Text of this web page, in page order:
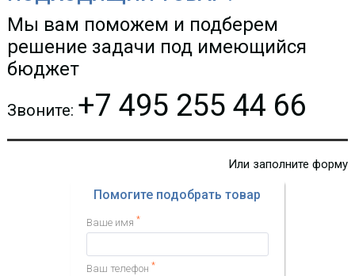
Мы вам поможем и подберем
решение задачи под имеющийся
бюджет
Звоните: +7 495 255 44 66
Или заполните форму
Помогите подобрать товар
Ваше имя *
Ваш телефон *